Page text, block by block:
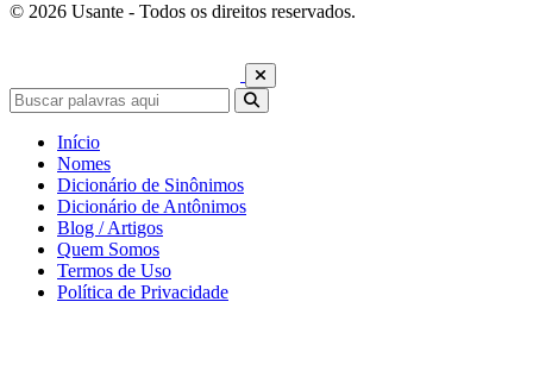
© 2026 Usante - Todos os direitos reservados.
Início
Nomes
Dicionário de Sinônimos
Dicionário de Antônimos
Blog / Artigos
Quem Somos
Termos de Uso
Política de Privacidade